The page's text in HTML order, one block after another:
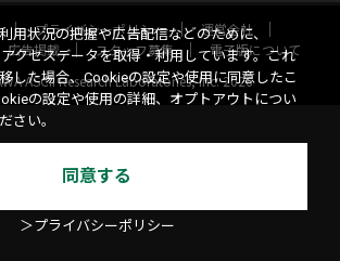
プライバシーポリシー
運営会社
広告掲載 スタッフ募集
電子版について
ASCII Research Laboratories, Inc. 2026
用状況の把握や広告配信などのために、
クセスデータを取得・利用しています。これ
した場合、Cookieの設定や使用に同意したこ
の設定や使用の詳細、オプトアウトについ
さい。
同意する
＞プライバシーポリシー